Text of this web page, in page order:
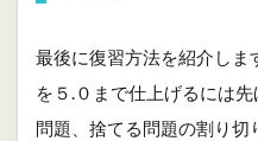
最後に復習方法を紹介し
を５.０まで仕上げるには
問題、捨てる問題の割り